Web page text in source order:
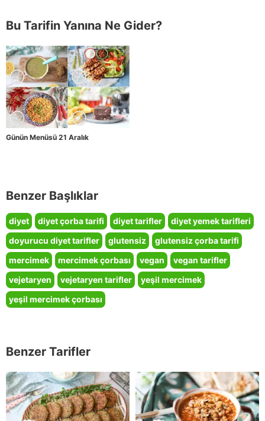
Bu Tarifin Yanına Ne Gider?
Günün Menüsü 21 Aralık
Benzer Başlıklar
diyet diyet çorba tarifi diyet tarifler
diyet yemek tarifleri
doyurucu diyet tarifler
glutensiz
glutensiz çorba tarifi
mercimek
mercimek çorbası vegan
vegan tarifler
vejetaryen
vejetaryen tarifler
yeşil mercimek
yeşil mercimek çorbası
Benzer Tarifler